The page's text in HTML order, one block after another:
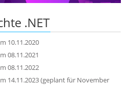
.NET
10.11.2020
08.11.2021
08.11.2022
14.11.2023 (geplant für November